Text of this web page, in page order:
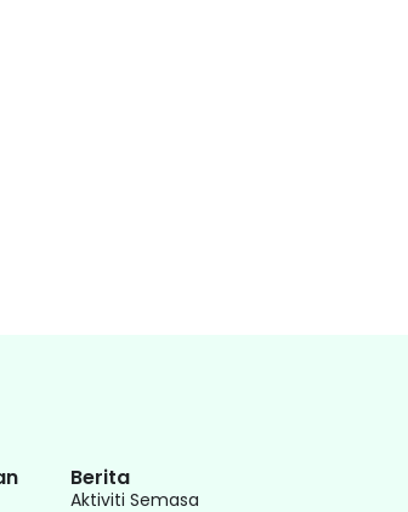
Berita
Aktiviti Semasa